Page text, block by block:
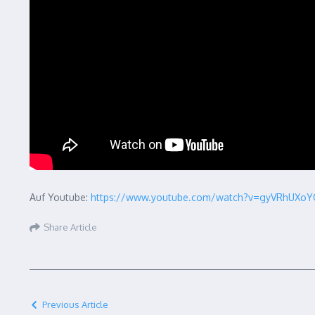
Auf Youtube: https://www.youtube.com/
Share Article
Previous Article